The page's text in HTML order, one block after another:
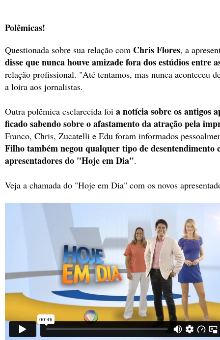
Polêmicas!
Questionada sobre sua relação com Chris Flores, a
disse que nunca houve amizade fora dos estúdios entre
relação profissional. "Até tentamos, mas nunca aconteceu
a loira aos jornalistas.
Outra polêmica esclarecida foi a notícia sobre os antigos
ficado sabendo sobre o afastamento da atração pela
Franco, Chris, Zucatelli e Edu foram informados
Filho também negou qualquer tipo de desentendimento
apresentadores do "Hoje em Dia".
Veja a chamada do "Hoje em Dia" com os novos